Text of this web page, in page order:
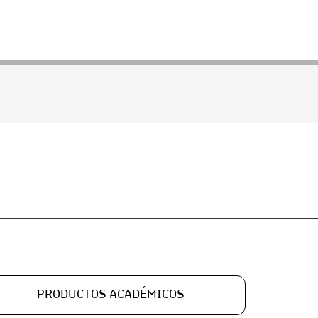
PRODUCTOS ACADÉMICOS